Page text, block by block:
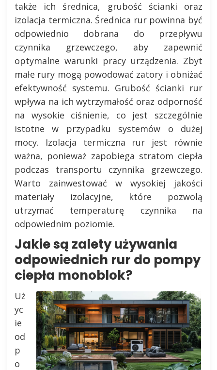
także ich średnica, grubość ścianki oraz
izolacja termiczna. Średnica rur powinna być
odpowiednio dobrana do przepływu
czynnika grzewczego, aby zapewnić
optymalne warunki pracy urządzenia. Zbyt
małe rury mogą powodować zatory i obniżać
efektywność systemu. Grubość ścianki rur
wpływa na ich wytrzymałość oraz odporność
na wysokie ciśnienie, co jest szczególnie
istotne w przypadku systemów o dużej
mocy. Izolacja termiczna rur jest równie
ważna, ponieważ zapobiega stratom ciepła
podczas transportu czynnika grzewczego.
Warto zainwestować w wysokiej jakości
materiały izolacyjne, które pozwolą
utrzymać temperaturę czynnika na
odpowiednim poziomie.
Jakie są zalety używania
odpowiednich rur do pompy
ciepła monoblok?
Uż
yc
ie
od
p
o